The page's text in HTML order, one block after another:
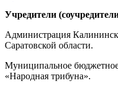
Учредители
Администрация
Саратовской области.
Муниципальное
«Народная трибуна».